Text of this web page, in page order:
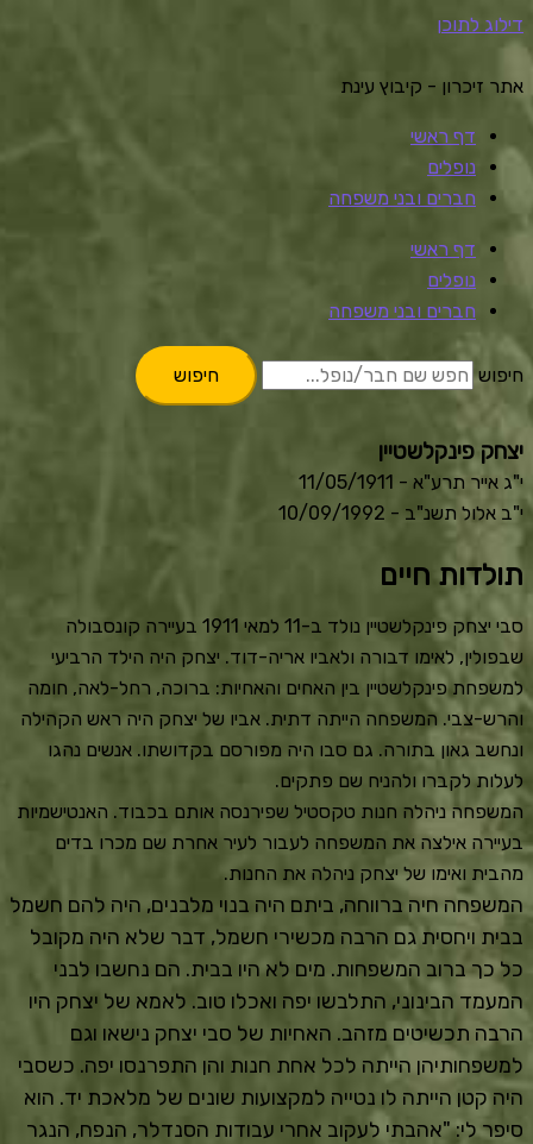
דילוג לתוכן
אתר זיכרון - קיבוץ עינת
דף ראשי
נופלים
חברים ובני משפחה
דף ראשי
נופלים
חברים ובני משפחה
חיפוש חיפוש
יצחק פינקלשטיין
י"ג אייר תרע"א - 11/05/1911
י"ב אלול תשנ"ב - 10/09/1992
תולדות חיים
סבי יצחק פינקלשטיין נולד ב-11 למאי 1911 בעיירה קונסבולה
שבפולין, לאימו דבורה ולאביו אריה-דוד. יצחק היה הילד הרביעי
למשפחת פינקלשטיין בין האחים והאחיות: ברוכה, רחל-לאה, חומה
והרש-צבי. המשפחה הייתה דתית. אביו של יצחק היה ראש הקהילה
ונחשב גאון בתורה. גם סבו היה מפורסם בקדושתו. אנשים נהגו
לעלות לקברו ולהניח שם פתקים.
המשפחה ניהלה חנות טקסטיל שפירנסה אותם בכבוד. האנטישמיות
בעיירה אילצה את המשפחה לעבור לעיר אחרת שם מכרו בדים
מהבית ואימו של יצחק ניהלה את החנות.
המשפחה חיה ברווחה, ביתם היה בנוי מלבנים, היה להם חשמל
בבית ויחסית גם הרבה מכשירי חשמל, דבר שלא היה מקובל
כל כך ברוב המשפחות. מים לא היו בבית. הם נחשבו לבני
המעמד הבינוני, התלבשו יפה ואכלו טוב. לאמא של יצחק היו
הרבה תכשיטים מזהב. האחיות של סבי יצחק נישאו וגם
למשפחותיהן הייתה לכל אחת חנות והן התפרנסו יפה. כשסבי
היה קטן הייתה לו נטייה למקצועות שונים של מלאכת יד. הוא
סיפר לי: "אהבתי לעקוב אחרי עבודות הסנדלר, הנפח, הנגר